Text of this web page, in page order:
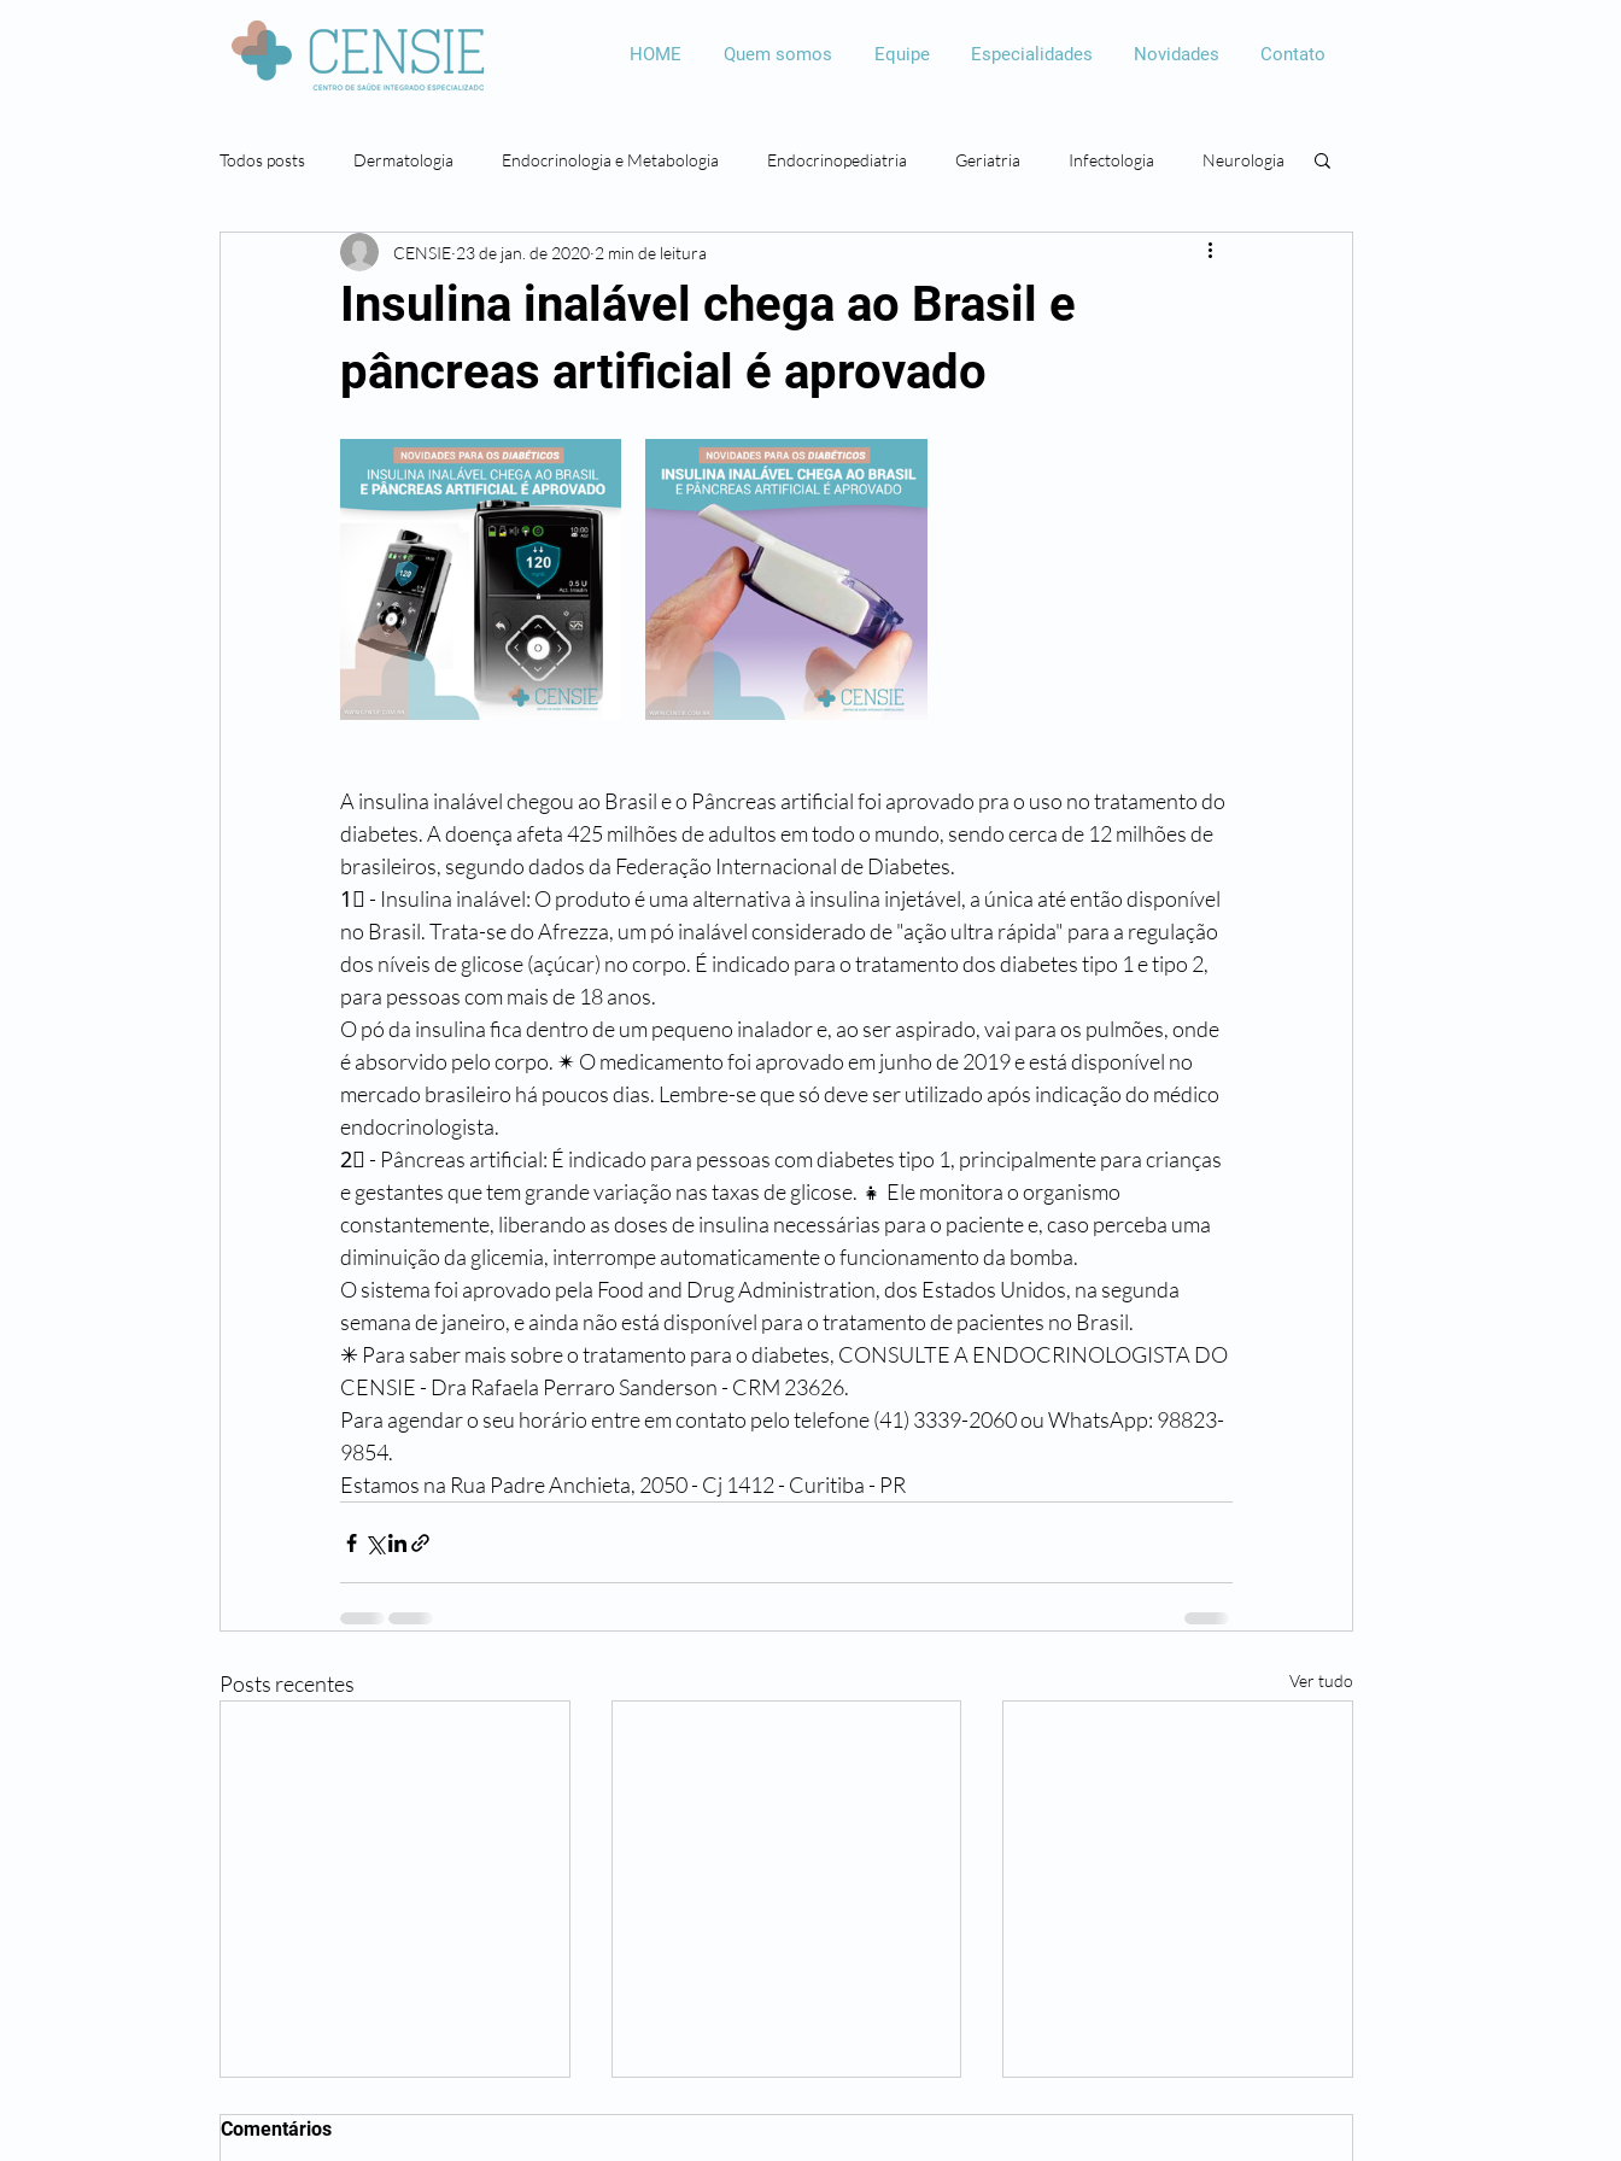
HOME Quem somos Equipe Especialidades Novidades Contato
Todos posts Dermatologia Endocrinologia e Metabologia Endocrinopediatria Geriatria Infectologia Neurologia
Neuropsicologia Nutrição Psicologia Psicopedagogia Cirurgia plástica
Pneumologista
Insulina inalável chega ao Brasil e
pâncreas artificial é aprovado
CENSIE 23 de jan. de 2020 2 min de leitura
A insulina inalável chegou ao Brasil e o Pâncreas artificial foi aprovado pra o uso no tratamento do
diabetes. A doença afeta 425 milhões de adultos em todo o mundo, sendo cerca de 12 milhões de
brasileiros, segundo dados da Federação Internacional de Diabetes.
1⃣ - Insulina inalável: O produto é uma alternativa à insulina injetável, a única até então disponível
no Brasil. Trata-se do Afrezza, um pó inalável considerado de "ação ultra rápida" para a regulação
dos níveis de glicose (açúcar) no corpo. É indicado para o tratamento dos diabetes tipo 1 e tipo 2,
para pessoas com mais de 18 anos.
O pó da insulina fica dentro de um pequeno inalador e, ao ser aspirado, vai para os pulmões, onde
é absorvido pelo corpo. ✴ O medicamento foi aprovado em junho de 2019 e está disponível no
mercado brasileiro há poucos dias. Lembre-se que só deve ser utilizado após indicação do médico
endocrinologista.
2⃣ - Pâncreas artificial: É indicado para pessoas com diabetes tipo 1, principalmente para crianças
e gestantes que tem grande variação nas taxas de glicose. 👧 Ele monitora o organismo
constantemente, liberando as doses de insulina necessárias para o paciente e, caso perceba uma
diminuição da glicemia, interrompe automaticamente o funcionamento da bomba.
O sistema foi aprovado pela Food and Drug Administration, dos Estados Unidos, na segunda
semana de janeiro, e ainda não está disponível para o tratamento de pacientes no Brasil.
✳ Para saber mais sobre o tratamento para o diabetes, CONSULTE A ENDOCRINOLOGISTA DO
CENSIE - Dra Rafaela Perraro Sanderson - CRM 23626.
Para agendar o seu horário entre em contato pelo telefone (41) 3339-2060 ou WhatsApp: 98823-
9854.
Estamos na Rua Padre Anchieta, 2050 - Cj 1412 - Curitiba - PR
Posts recentes Ver tudo
Comentários